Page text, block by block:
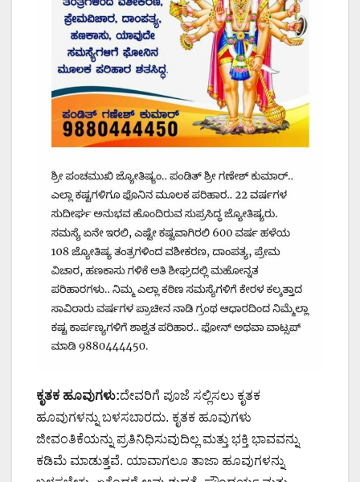
ಕೃತಕ ಹೂವುಗಳು:ದೇವರಿಗೆ ಪೂಜೆ ಸಲ್ಲಿಸಲು ಕೃತಕ
ಹೂವುಗಳನ್ನು ಬಳಸಬಾರದು. ಕೃತಕ ಹೂವುಗಳು
ಜೀವಂತಿಕೆಯನ್ನು ಪ್ರತಿನಿಧಿಸುವುದಿಲ್ಲ ಮತ್ತು ಭಕ್ತಿ ಭಾವವನ್ನು
ಕಡಿಮೆ ಮಾಡುತ್ತವೆ. ಯಾವಾಗಲೂ ತಾಜಾ ಹೂವುಗಳನ್ನು